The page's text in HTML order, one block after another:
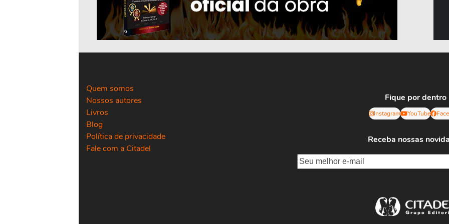
Quem somos
Nossos autores
Livros
Blog
Política de privacidade
Fale com a Citadel
Fique por dentro
Instagram YouTube
Receba nossas